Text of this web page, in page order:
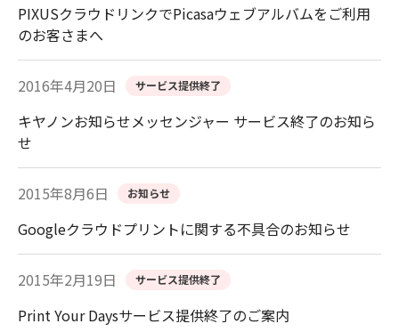
PIXUSクラウドリンクでPicasaウェブアルバムをご利用
のお客さまへ
2016年4月20日 サービス提供終了
キヤノンお知らせメッセンジャー サービス終了のお知ら
せ
2015年8月6日 お知らせ
Googleクラウドプリントに関する不具合のお知らせ
2015年2月19日 サービス提供終了
Print Your Daysサービス提供終了のご案内